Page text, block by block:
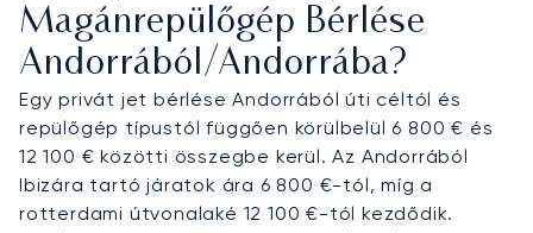
Magánrepülőgép Bérlése
Andorrából/Andorrába?
Egy privát jet bérlése Andorrából úti céltól és
repülőgép típustól függően körülbelül 6 800 € és
12 100 € közötti összegbe kerül. Az Andorrából
Ibizára tartó járatok ára 6 800 €-tól, míg a
rotterdami útvonalaké 12 100 €-tól kezdődik.